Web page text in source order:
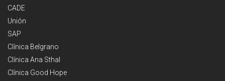
CADE
Unión
SAP
Clínica Belgrano
Clínica Ana Sthal
Clínica Good Hope